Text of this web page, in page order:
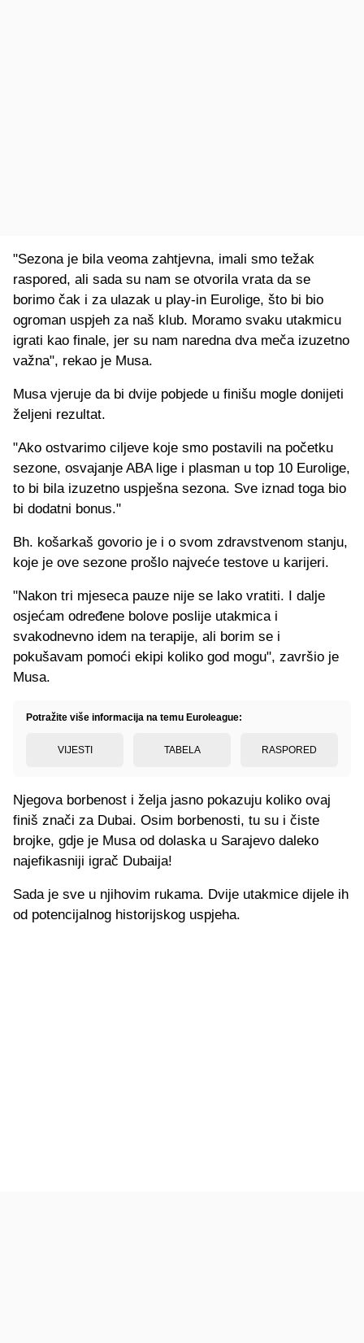
"Sezona je bila veoma zahtjevna, imali smo težak
raspored, ali sada su nam se otvorila vrata da se
borimo čak i za ulazak u play-in Eurolige, što bi bio
ogroman uspjeh za naš klub. Moramo svaku utakmicu
igrati kao finale, jer su nam naredna dva meča izuzetno
važna", rekao je Musa.
Musa vjeruje da bi dvije pobjede u finišu mogle donijeti
željeni rezultat.
"Ako ostvarimo ciljeve koje smo postavili na početku
sezone, osvajanje ABA lige i plasman u top 10 Eurolige,
to bi bila izuzetno uspješna sezona. Sve iznad toga bio
bi dodatni bonus."
Bh. košarkaš govorio je i o svom zdravstvenom stanju,
koje je ove sezone prošlo najveće testove u karijeri.
"Nakon tri mjeseca pauze nije se lako vratiti. I dalje
osjećam određene bolove poslije utakmica i
svakodnevno idem na terapije, ali borim se i
pokušavam pomoći ekipi koliko god mogu", završio je
Musa.
Potražite više informacija na temu Euroleague:
VIJESTI TABELA RASPORED
Njegova borbenost i želja jasno pokazuju koliko ovaj
finiš znači za Dubai. Osim borbenosti, tu su i čiste
brojke, gdje je Musa od dolaska u Sarajevo daleko
najefikasniji igrač Dubaija!
Sada je sve u njihovim rukama. Dvije utakmice dijele ih
od potencijalnog historijskog uspjeha.